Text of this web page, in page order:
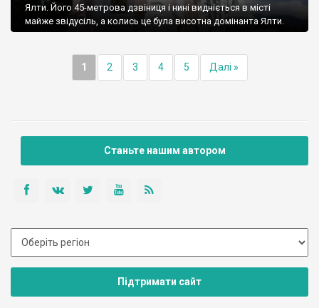
Ялти. Його 45-метрова дзвіниця і нині видніється в місті
майже звідусіль, а колись це була висотна домінанта Ялти.
1 2 3 4 5 Далі »
Станьте нашим автором
Підтримати сайт